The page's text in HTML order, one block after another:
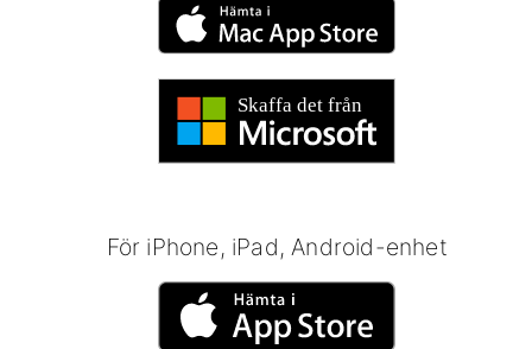
För iPhone, iPad, Android-enhet